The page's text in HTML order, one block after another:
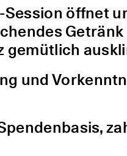
öffnet
gemütlich
und